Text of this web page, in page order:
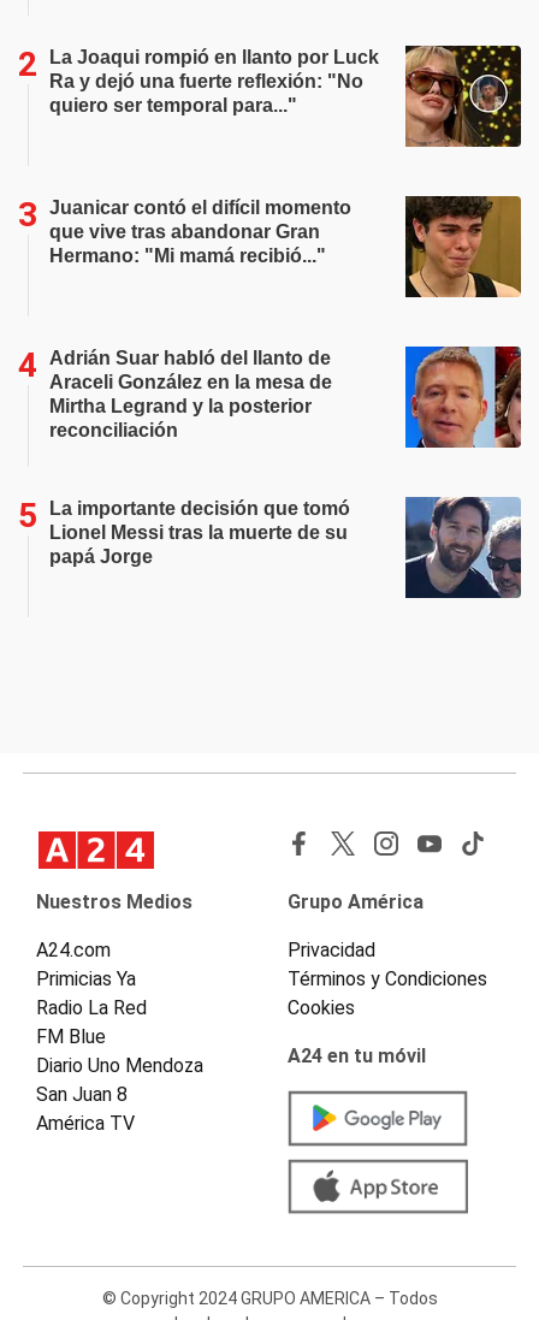
La Joaqui rompió en llanto por Luck
Ra y dejó una fuerte reflexión: "No
quiero ser temporal para..."
Juanicar contó el difícil momento
que vive tras abandonar Gran
Hermano: "Mi mamá recibió..."
Adrián Suar habló del llanto de
Araceli González en la mesa de
Mirtha Legrand y la posterior
reconciliación
La importante decisión que tomó
Lionel Messi tras la muerte de su
papá Jorge
Nuestros Medios
A24.com
Primicias Ya
Radio La Red
FM Blue
Diario Uno Mendoza
San Juan 8
América TV
Grupo América
Privacidad
Términos y Condiciones
Cookies
A24 en tu móvil
© Copyright 2024 GRUPO AMERICA – Todos